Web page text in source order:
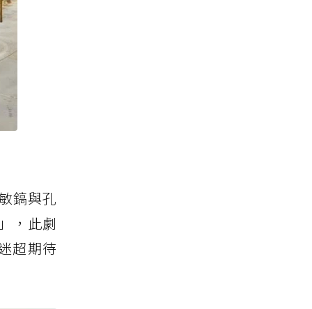
鎬與孔
，此劇
超期待